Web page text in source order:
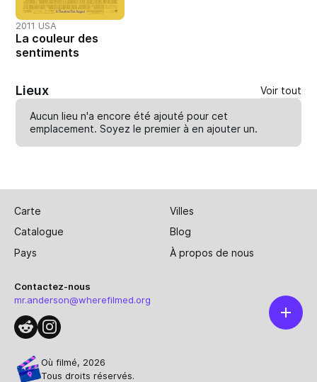
2011 USA
La couleur des
sentiments
Lieux Voir tout
Aucun lieu n'a encore été ajouté pour cet
emplacement. Soyez le premier à enajouter un.
Carte
Villes
Catalogue
Blog
Pays
À propos de nous
Contactez-nous
mr.anderson@wherefilmed.org
Où filmé, 2026
Tous droits réservés.